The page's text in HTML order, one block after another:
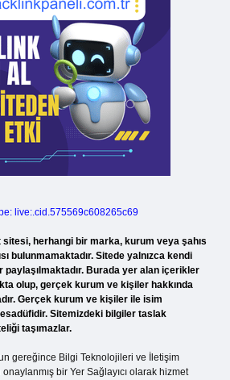
live:.cid.575569c608265c69
sitesi, herhangi bir marka, kurum veya şahıs
bulunmamaktadır. Sitede yalnızca kendi
paylaşılmaktadır. Burada yer alan içerikler
olup, gerçek kurum ve kişiler hakkında
Gerçek kurum ve kişiler ile isim
Sitemizdeki bilgiler taslak
taşımazlar.
gereğince Bilgi Teknolojileri ve İletişim
bir Yer Sağlayıcı olarak hizmet